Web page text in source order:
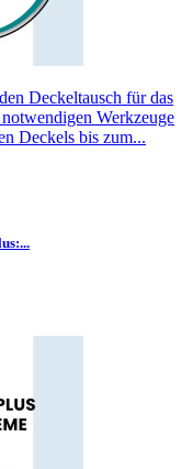
Deckeltausch für das
Werkzeuge
Deckels bis zum...